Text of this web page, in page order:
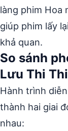
làng phim Hoa
giúp phim lấy
khả quan.
So sánh
Lưu Thi
Hành trình
thành hai giai
nhau: